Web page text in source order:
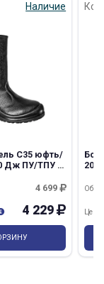
Наличие
С35 юфть/
Дж ПУ/ТПУ р
4 699
4 229
200
Цена